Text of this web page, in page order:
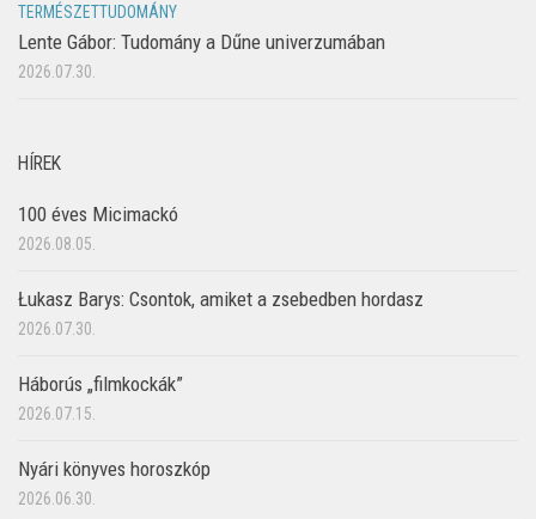
TERMÉSZETTUDOMÁNY
Lente Gábor: Tudomány a Dűne univerzumában
2026.07.30.
HÍREK
100 éves Micimackó
2026.08.05.
Łukasz Barys: Csontok, amiket a zsebedben hordasz
2026.07.30.
Háborús „filmkockák”
2026.07.15.
Nyári könyves horoszkóp
2026.06.30.